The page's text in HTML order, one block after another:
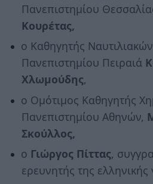
Πανεπιστημίου
Κουρέτας,
ο Καθηγητής
Πανεπιστημίου Πειραιά
Χλωμούδης,
ο Ομότιμος Καθηγητής
Πανεπιστημίου Αθηνών,
Σκούλλος,
ο Γιώργος Πίττας,
ερευνητής της